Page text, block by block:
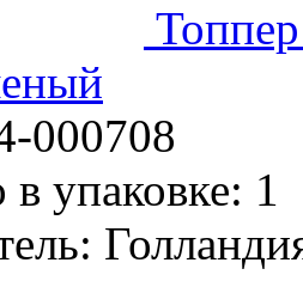
000708
упаковке: 1